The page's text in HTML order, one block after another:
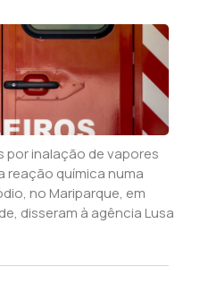
por inalação de vapores
química numa
no Mariparque, em
disseram à agência Lusa